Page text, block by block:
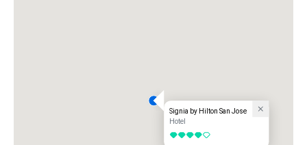
Signia by Hilton San Jose
Hotel
4 von 5